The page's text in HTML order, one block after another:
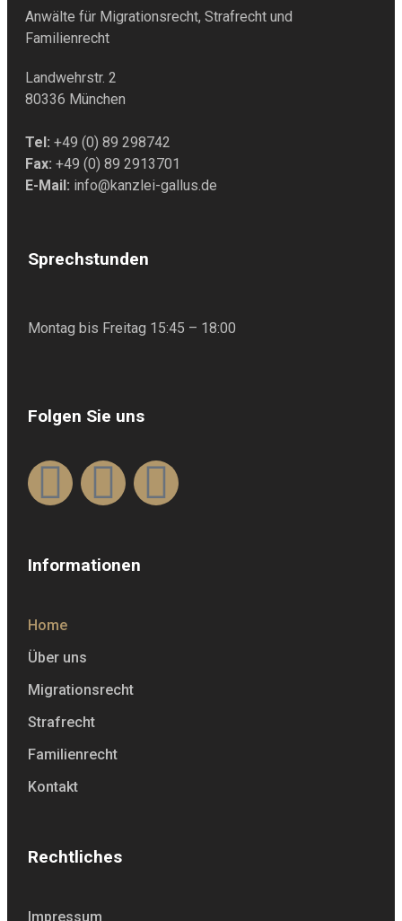
Anwälte für Migrationsrecht, Strafrecht und
Familienrecht
Landwehrstr. 2
80336 München
Tel: +49 (0) 89 298742
Fax: +49 (0) 89 2913701
E-Mail: info@kanzlei-gallus.de
Sprechstunden
Montag bis Freitag 15:45 – 18:00
Folgen Sie uns
Informationen
Home
Über uns
Migrationsrecht
Strafrecht
Familienrecht
Kontakt
Rechtliches
Impressum